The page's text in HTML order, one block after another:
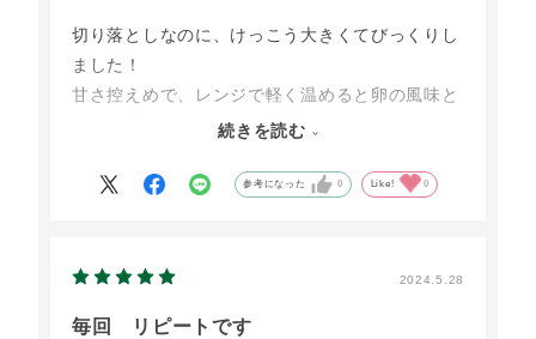
切り落としなのに、けっこう大きくてびっくりし
ました！
甘さ控えめで、レンジで軽く温めると卵の風味と
弾力のあるふかふかの食感で、素材そのものの味
濃い味や、香料の好きな方には合わないと思いま
続きを読む
参考になった 0 Like! 0
2024.5.28
毎回 リピートです